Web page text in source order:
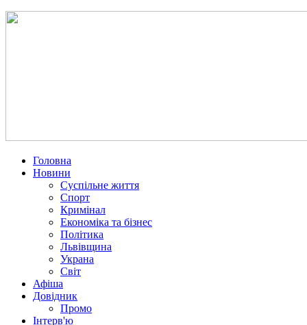
Головна
Новини
Суспільне життя
Спорт
Кримінал
Економіка та бізнес
Політика
Львівщина
Украна
Світ
Афіша
Довідник
Промо
Інтерв'ю